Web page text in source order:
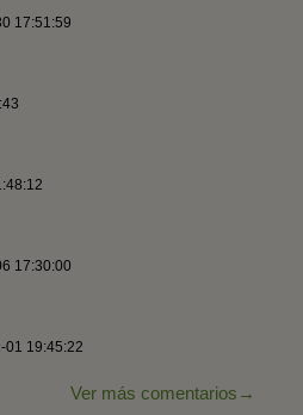
17:51:59
17:30:00
01 19:45:22
Ver más comentarios